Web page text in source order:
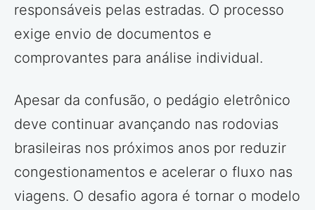
responsáveis pelas estradas. O processo
exige envio de documentos e
comprovantes para análise individual.
Apesar da confusão, o pedágio eletrônico
deve continuar avançando nas rodovias
brasileiras nos próximos anos por reduzir
congestionamentos e acelerar o fluxo nas
viagens. O desafio agora é tornar o modelo